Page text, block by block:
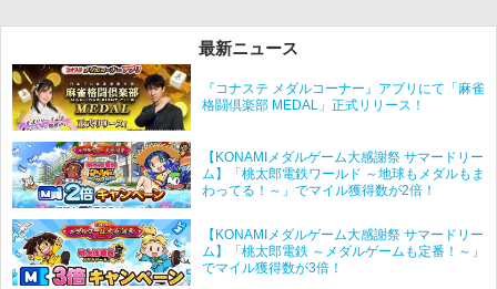
最新ニュース
『コナステ メダルコーナー』アプリにて「麻雀
格闘倶楽部 MEDAL」正式リリース！
【KONAMIメダルゲーム大感謝祭 サマードリー
ム】「桃太郎電鉄ワールド ～地球もメダルもま
わってる！～」でマイル獲得数が2倍！
【KONAMIメダルゲーム大感謝祭 サマードリー
ム】「桃太郎電鉄 ～メダルゲームも定番！～」
でマイル獲得数が3倍！